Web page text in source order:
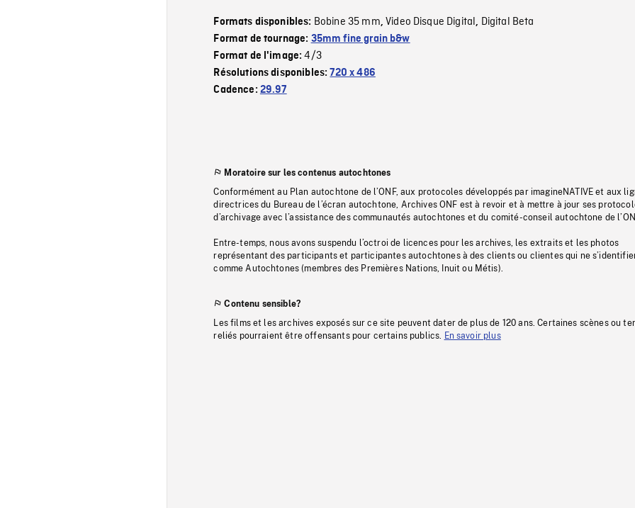
Formats disponibles: Bobine 35 mm,Video Disque Digital, Digital Beta
Format de tournage: 35mm fine grain b&w
Format de l'image:4/3
Résolutions disponibles:720 x 486
Cadence: 29.97
Moratoire sur les contenus autochtones
Conformément au Plan autochtone de l’ONF, aux protocoles développés par imagineNATIVE et aux
directrices du Bureau de l’écran autochtone, Archives ONF est à revoir et à mettre à jour ses
d’archivage avec l’assistance des communautés autochtones et du comité-conseil autochtone de
Entre-temps, nous avons suspendu l’octroi de licences pour les archives, les extraits et les photos
représentant des participants et participantes autochtones à des clients ou clientes qui ne
comme Autochtones (membres des Premières Nations, Inuit ou Métis).
Contenu sensible?
Les films et les archives exposés sur ce site peuvent dater de plus de 120 ans. Certaines scènes ou
reliés pourraient être offensants pour certains publics.
En savoir plus